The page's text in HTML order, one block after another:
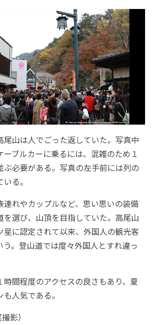
山は人でごった返していた。写真中
ーブルカーに乗るには、混雑のため１
ぶ必要がある。写真の左手前には列の
る。
れやカップルなど、思い思いの装備
を選び、山頂を目指していた。高尾山
星に認定されて以来、外国人の観光客
う。登山道では度々外国人とすれ違っ
間程度のアクセスの良さもあり、夏
人気である。
影）